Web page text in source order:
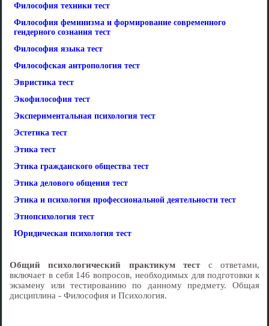
Философия техники тест
Философия феминизма и формирование современного
гендерного сознания тест
Философия языка тест
Философская антропология тест
Эвристика тест
Экофилософия тест
Экспериментальная психология тест
Эстетика тест
Этика тест
Этика гражданского общества тест
Этика делового общения тест
Этика и психология профессиональной деятельности тест
Этнопсихология тест
Юридическая психология тест
Общий психологический практикум тестс ответами,
включает в себя 146 вопросов, необходимых для подготовки к
экзамену или тестированию по данному предмету. Общая
дисциплина - Философия и Психология.